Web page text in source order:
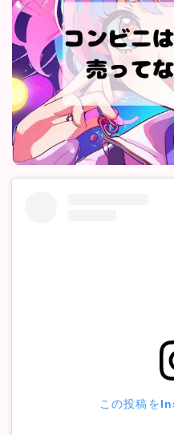
この投稿を